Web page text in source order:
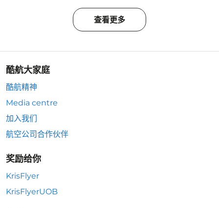
查看更多
酷航大家庭
酷航精神
Media centre
加入我们
航空公司合作伙伴
奖励给你
KrisFlyer
KrisFlyerUOB